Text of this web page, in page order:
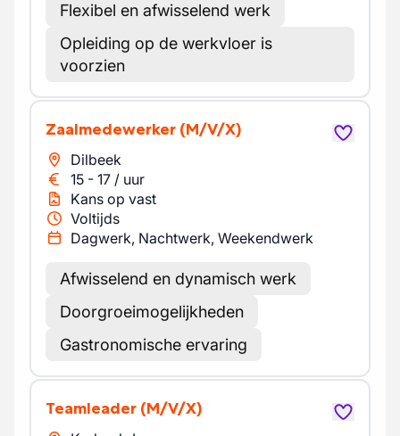
Flexibel en afwisselend werk
Opleiding op de werkvloer is
voorzien
Zaalmedewerker (M/V/X)
Dilbeek
15 - 17 / uur
Kans op vast
Voltijds
Dagwerk, Nachtwerk, Weekendwerk
Afwisselend en dynamisch werk
Doorgroeimogelijkheden
Gastronomische ervaring
Teamleader (M/V/X)